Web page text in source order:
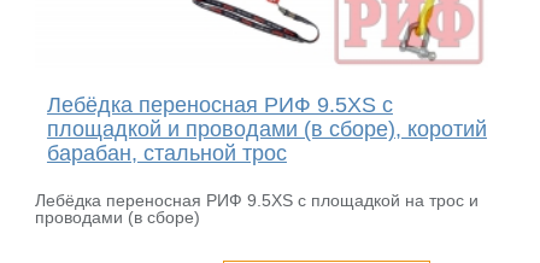
Лебёдка переносная РИФ 9.5XS c
площадкой и проводами (в сборе), коротий
барабан, стальной трос
Лебёдка переносная РИФ 9.5XS c площадкой на трос и
проводами (в сборе)